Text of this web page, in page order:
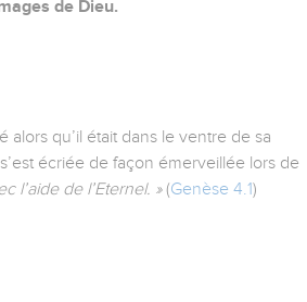
de Dieu.
alors qu’il était dans le ventre de sa
écriée de façon émerveillée lors de
l’aide de l’Eternel. »(Genèse 4.1)